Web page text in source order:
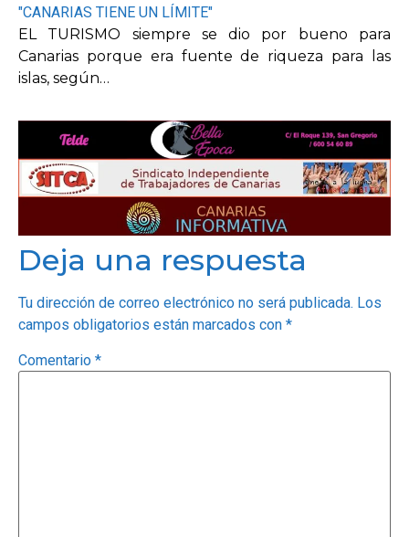
"CANARIAS TIENE UN LÍMITE"
EL TURISMO siempre se dio por bueno para
Canarias porque era fuente de riqueza para las
islas, según…
Deja una respuesta
Tu dirección de correo electrónico no será publicada. Los
campos obligatorios están marcados con *
Comentario *